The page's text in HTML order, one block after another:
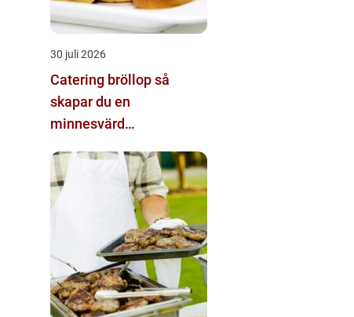
30 juli 2026
Catering bröllop så
skapar du en
minnesvärd